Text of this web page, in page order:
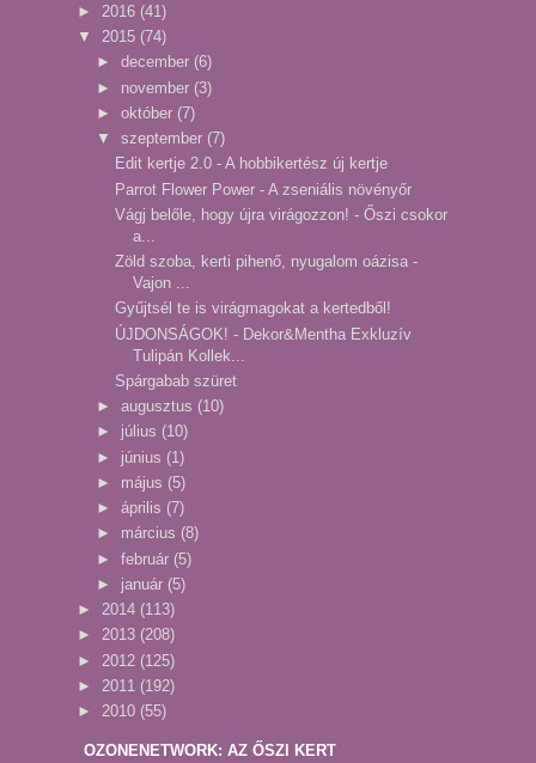
► 2016 (41)
▼ 2015 (74)
► december (6)
► november (3)
► október (7)
▼ szeptember (7)
Edit kertje 2.0 - A hobbikertész új kertje
Parrot Flower Power - A zseniális növényőr
Vágj belőle, hogy újra virágozzon! - Őszi csokor
a...
Zöld szoba, kerti pihenő, nyugalom oázisa -
Vajon ...
Gyűjtsél te is virágmagokat a kertedből!
ÚJDONSÁGOK! - Dekor&Mentha Exkluzív
Tulipán Kollek...
Spárgabab szüret
► augusztus (10)
► július (10)
► június (1)
► május (5)
► április (7)
► március (8)
► február (5)
► január (5)
► 2014 (113)
► 2013 (208)
► 2012 (125)
► 2011 (192)
► 2010 (55)
OZONENETWORK: AZ ŐSZI KERT